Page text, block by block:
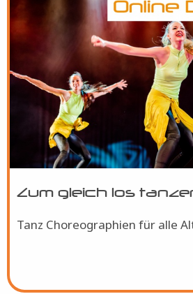
Zum gleich los
Tanz Choreographien für alle